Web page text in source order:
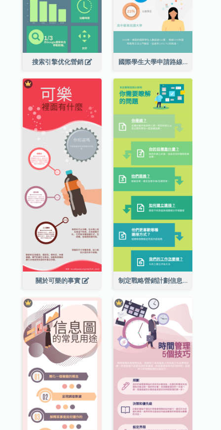
搜索引擎优化營銷 國際學生大學申請路線圖
關於可樂的事實 制定戰略營銷計劃信息圖表